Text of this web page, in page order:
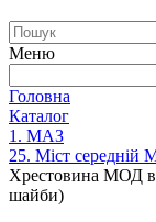
Меню
Головна
Каталог
1. МАЗ
25. Міст середній
Хрестовина МОД в
шайби)